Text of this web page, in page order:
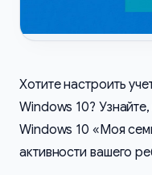
Хотите настроить
Windows 10?
Windows 10 «Моя
активности вашего